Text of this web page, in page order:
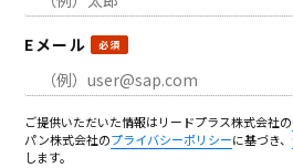
Eメール
ご提供いただいた情報はリードプラス株式会社の
パン株式会社のプライバシーポリシーに基づき、
します。